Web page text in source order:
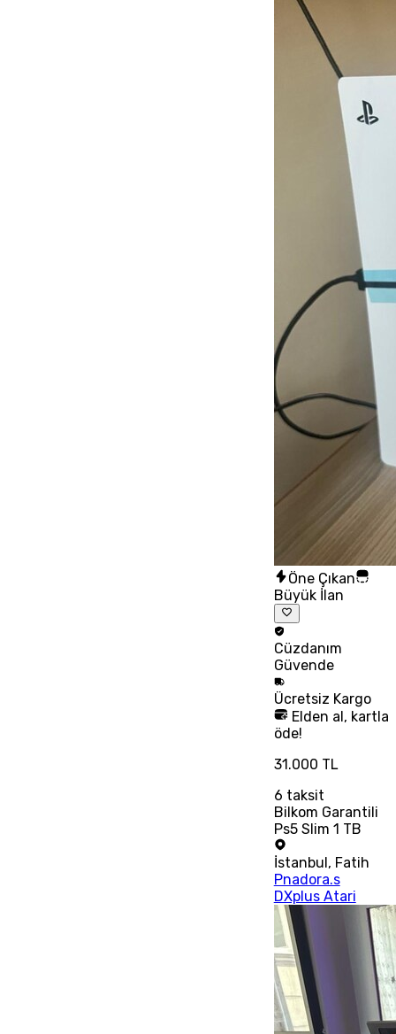
Öne Çıkan
Büyük İlan
Cüzdanım
Güvende
Ücretsiz Kargo
Elden al, kartla
öde!
31.000 TL
6 taksit
Bilkom Garantili
Ps5 Slim 1 TB
İstanbul , Fatih
Pnadora.s
DXplus Atari